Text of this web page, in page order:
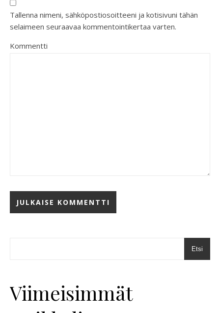
Tallenna nimeni, sähköpostiosoitteeni ja kotisivuni tähän
selaimeen seuraavaa kommentointikertaa varten.
Kommentti
Etsi
Viimeisimmät